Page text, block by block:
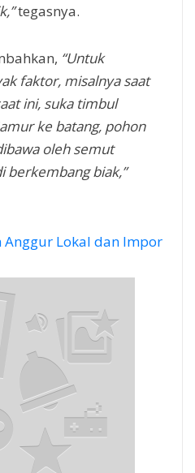
tegasnya.
“Untuk
faktor, misalnya saat
ini, suka timbul
ke batang, pohon
oleh semut
berkembang biak,”
Anggur Lokal dan Impor